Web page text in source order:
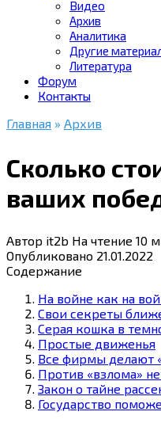
Видео
Архив
Аналитика
Другие
Литература
Форум
Контакты
Главная » Архив
Сколько
ваших
Автор it2b На чтение 10
Опубликовано 21.01.2022
Содержание
На войне как на
Свои секреты
Серая кошка в
Простые движенья
Все фирмы делают
Против «взлома»
Закон о тайне
Государство